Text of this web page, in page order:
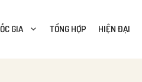
GIA TỔNG HỢP HIỆN ĐẠI